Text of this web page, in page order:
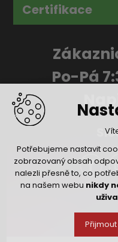
Potřebujeme nastavit
zobrazovaný obsah
nalezli přesně to, co
na našem webu nikdy
Certifikace
Po-Pá